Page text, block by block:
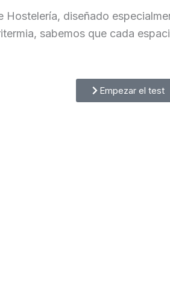
diseñado
sabemos que cada
Empezar el test